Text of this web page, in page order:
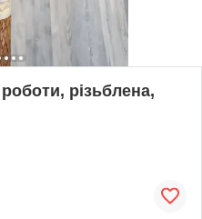
різьблена,